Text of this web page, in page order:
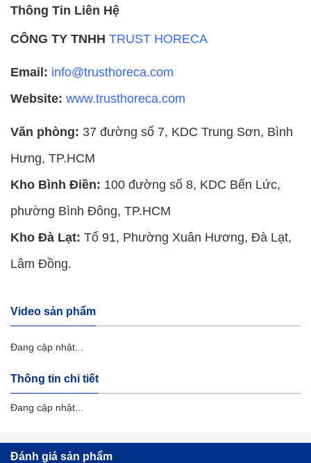
Thông Tin Liên Hệ
CÔNG TY TNHH TRUST HORECA
Email: info@trusthoreca.com
Website: www.trusthoreca.com
Văn phòng: 37 đường số 7, KDC Trung Sơn, Bình
Hưng, TP.HCM
Kho Bình Điền: 100 đường số 8, KDC Bến Lức,
phường Bình Đông, TP.HCM
Kho Đà Lạt: Tổ 91, Phường Xuân Hương, Đà Lạt,
Lâm Đồng.
Video sản phẩm
Đang cập nhật...
Thông tin chi tiết
Đang cập nhật...
Đánh giá sản phẩm